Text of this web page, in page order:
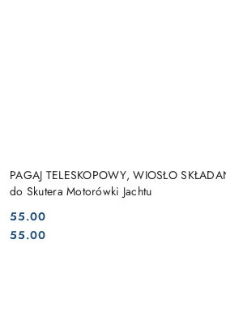
PAGAJ TELESKOPOWY, WIOSŁO
do Skutera Motorówki Jachtu
Cena:
55.00
Cena:
55.00